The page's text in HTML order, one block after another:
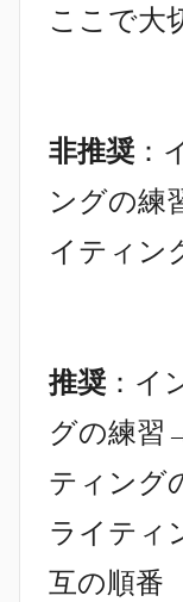
ここで大
非推奨 ：
ングの練
イティン
推奨 ：イ
グの練習
ティング
ライティ
互の順番